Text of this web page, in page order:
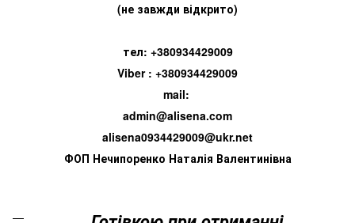
(не завжди відкрито)
тел: +380934429009
Viber : +380934429009
mail:
admin@alisena.com
alisena0934429009@ukr.net
ФОП Нечипоренко Наталія Валентинівна